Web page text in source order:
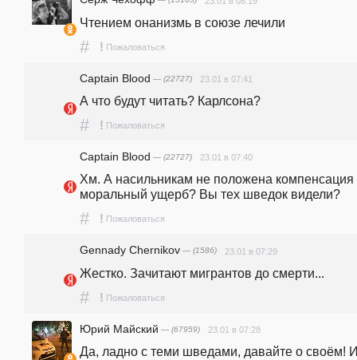
Чтением онанизмь в союзе лечили
# ! Пожаловаться
Captain Blood — (22727) 23.01 в 07:41
А что будут читать? Карлсона?
# ! Пожаловаться
Captain Blood — (22727) 23.01 в 07:40
Хм. А насильникам не положена компенсация
моральный ущерб? Вы тех шведок видели?
# ! Пожаловаться
Gennady Chernikov — (1586) 23.01 в 07:29
Жестко. Зачитают мигрантов до смерти...
# ! Пожаловаться
Юрий Майский — (67959) 23.01 в 07:28
Да, ладно с теми шведами, давайте о своём!